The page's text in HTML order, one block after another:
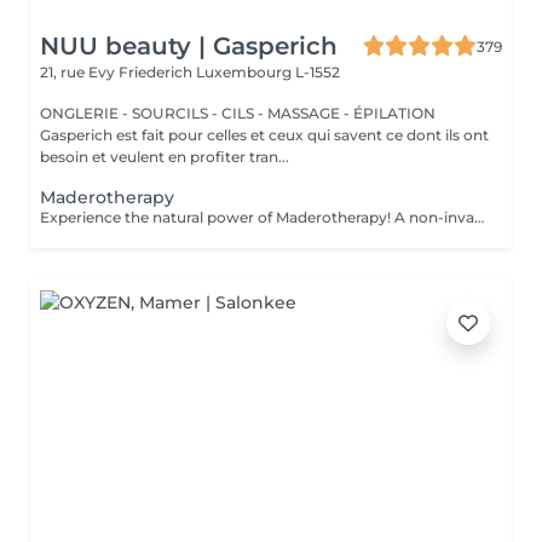
NUU beauty | Gasperich
379
21, rue Evy Friederich Luxembourg L-1552
ONGLERIE - SOURCILS - CILS - MASSAGE - ÉPILATION
Gasperich est fait pour celles et ceux qui savent ce dont ils ont
besoin et veulent en profiter tran...
Maderotherapy
Experience the natural power of Maderotherapy! A non-invasive body sculpting technique that uses specially designed wooden tools to stimulate circulation, reduce cellulite, and contour the body. Originating from Colombia, this therapy promotes lymphatic drainage, boosts metabolism, and helps eliminate toxins all while deeply relaxing the body and mind. Age restrictions: recommended to do from 16 years. Post procedure recommendations: do not do sport and any sharp movements for 2-3 hours after the procedure. Frequency: 2-3 times per week, 10 times in total. Repeat once in 3-6 months.